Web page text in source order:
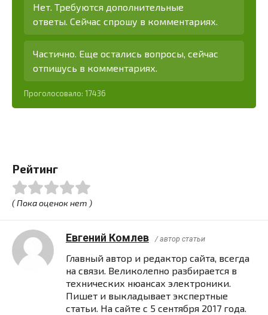
Нет. Требуются дополнительные
ответы. Сейчас спрошу в комментариях.
Частично. Еще остались вопросы, сейчас
отпишусь в комментариях.
Проголосовало: 17436
Рейтинг
( Пока оценок нет )
Евгений Комлев / автор статьи
Главный автор и редактор сайта, всегда
на связи. Великолепно разбирается в
технических нюансах электроники.
Пишет и выкладывает экспертные
статьи. На сайте с 5 сентября 2017 года.